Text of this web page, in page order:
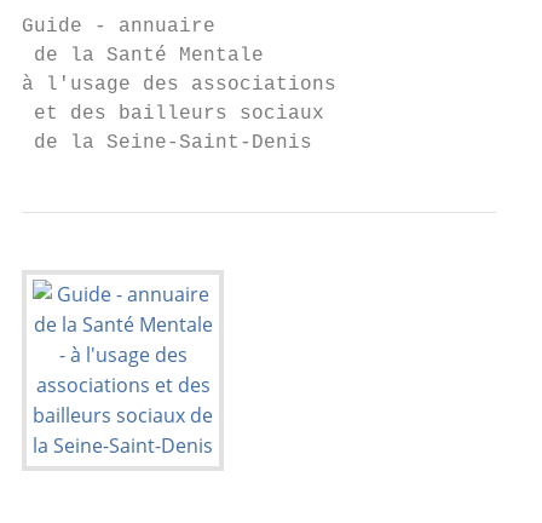
Guide - annuaire
de la Santé Mentale
à l'usage des associations
et des bailleurs sociaux
de la Seine-Saint-Denis